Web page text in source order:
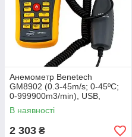
Анемометр Benetech
GM8902 (0.3-45m/s; 0-45ºC;
0-999900m3/min), USB,
Пам'ять 50
В наявності
2 303 ₴